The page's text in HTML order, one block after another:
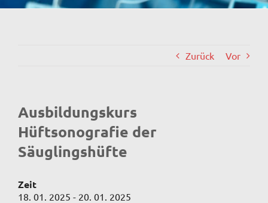
Zurück Vor
Ausbildungskurs
Hüftsonografie der
Säuglingshüfte
Zeit
18. 01. 2025 - 20. 01. 2025